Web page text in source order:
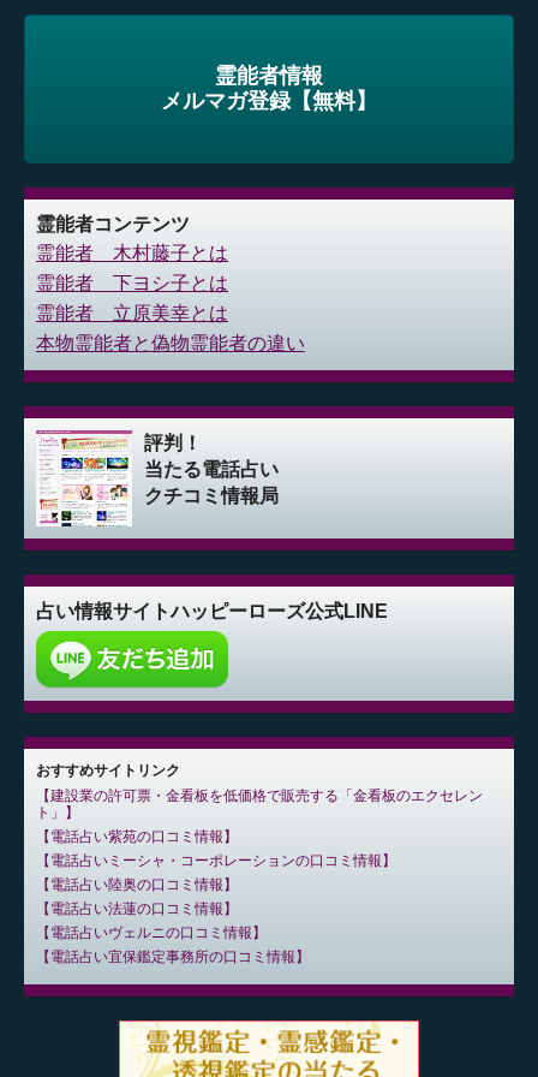
霊能者情報
メルマガ登録【無料】
霊能者コンテンツ
霊能者 木村藤子とは
霊能者 下ヨシ子とは
霊能者 立原美幸とは
本物霊能者と偽物霊能者の違い
評判！
当たる電話占い
クチコミ情報局
占い情報サイトハッピーローズ公式LINE
おすすめサイトリンク
建設業の許可票・金看板を低価格で販売する「金看板のエクセレン
ト」
電話占い紫苑の口コミ情報
電話占いミーシャ・コーポレーションの口コミ情報
電話占い陸奥の口コミ情報
電話占い法蓮の口コミ情報
電話占いヴェルニの口コミ情報
電話占い宜保鑑定事務所の口コミ情報